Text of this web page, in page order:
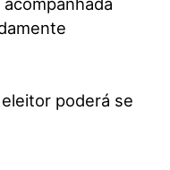
poderá se